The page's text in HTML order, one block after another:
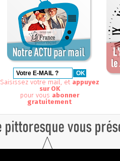
Saisissez votre mail, et appuyez
sur OK
pour vous abonner
gratuitement